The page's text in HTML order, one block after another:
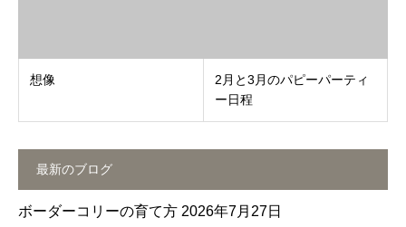
想像
2月と3月のパピーパーティ
ー日程
最新のブログ
ボーダーコリーの育て方 2026年7月27日